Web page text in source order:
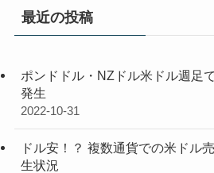
最近の投稿
ポンドドル・NZドル米ドル週足
発生
2022-10-31
ドル安！？ 複数通貨での米ドル
生状況